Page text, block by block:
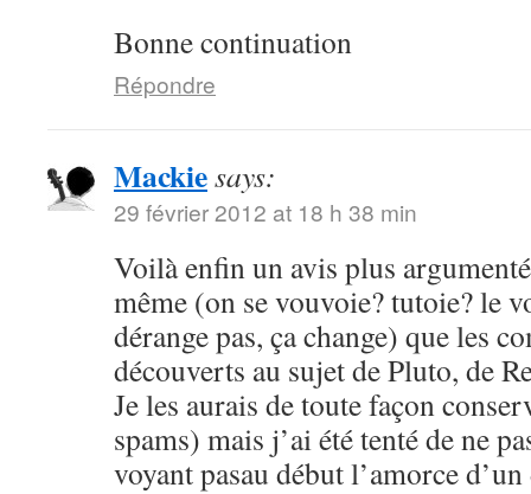
Bonne continuation
Répondre
Mackiesays:
29 février 2012 at 18 h 38 min
Voilà enfin un avis plus
même (on se vouvoie? tutoie? le
dérange pas, ça change) que les
découverts au sujet de Pluto, de
Je les aurais de toute façon
spams) mais j’ai été tenté de ne
voyant pasau début l’amorce